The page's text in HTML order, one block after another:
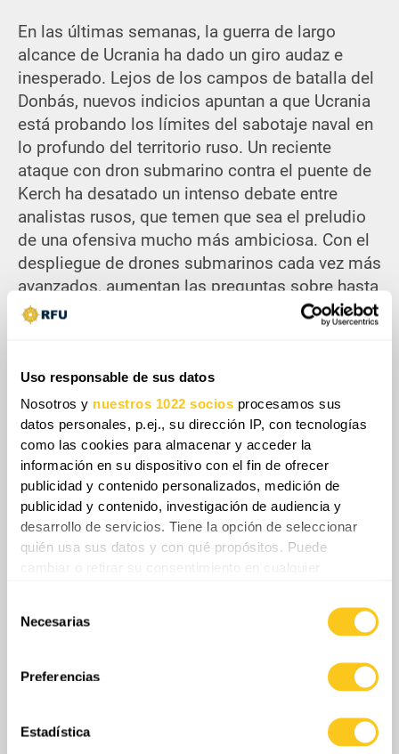
Uso responsable de sus datos
Nosotros y nuestros 1022 socios procesamos sus
datos personales, p.ej., su dirección IP, con tecnologías
como las cookies para almacenar y acceder la
información en su dispositivo con el fin de ofrecer
publicidad y contenido personalizados, medición de
publicidad y contenido, investigación de audiencia y
desarrollo de servicios. Tiene la opción de seleccionar
quién usa sus datos y con qué propósitos. Puede
cambiar o retirar su consentimiento en cualquier
Recopilar información sobre su ubicación
geográfica que puede tener una precisión de varios
Identificar su dispositivo analizándolo activamente
Necesarias
Preferencias
Estadística
En las últimas semanas, la guerra de largo
alcance de Ucrania ha dado un giro audaz e
inesperado. Lejos de los campos de batalla del
Donbás, nuevos indicios apuntan a que Ucrania
está probando los límites del sabotaje naval en
lo profundo del territorio ruso. Un reciente
ataque con dron submarino contra el puente de
Kerch ha desatado un intenso debate entre
analistas rusos, que temen que sea el preludio
de una ofensiva mucho más ambiciosa. Con el
despliegue de drones submarinos cada vez más
avanzados, aumentan las preguntas sobre hasta
dónde puede llegar esta campaña no
convencional, y qué puede hacer Rusia para
aislados de sabotaje podría estar
evolucionando hacia una amenaza estratégica
contra los bastiones navales más sensibles de
Rusia en el Pacífico.
Share
Comentarios